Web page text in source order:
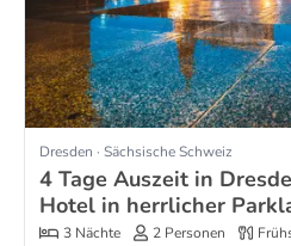
Dresden · Sächsische Schweiz
4 Tage Auszeit in
Hotel in herrlicher
3 Nächte 2 Personen